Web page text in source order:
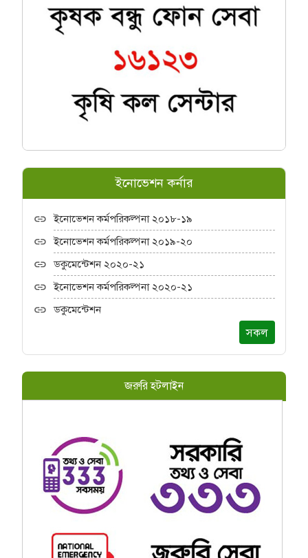
ইনোভেশন কর্নার
ইনোভেশন কর্মপরিকল্পনা ২০১৮-১৯
ইনোভেশন কর্মপরিকল্পনা ২০১৯-২০
ডকুমেন্টেশন ২০২০-২১
ইনোভেশন কর্মপরিকল্পনা ২০২০-২১
ডকুমেন্টেশন
সকল
জরুরি হটলাইন